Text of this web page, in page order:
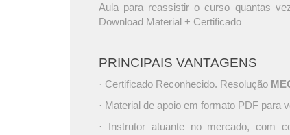
Aula para reassistir o curso quantas
Download Material + Certificado
PRINCIPAIS VANTAGENS
· Certificado Reconhecido. Resolução
· Material de apoio em formato PDF para
· Instrutor atuante no mercado, com